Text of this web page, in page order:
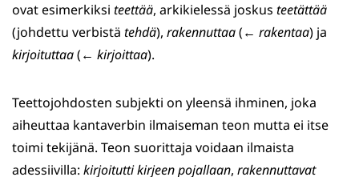
ovat esimerkiksi teettää, arkikielessä joskus teetättää
(johdettu verbistä tehdä), rakennuttaa(← rakentaa) ja
kirjoituttaa(← kirjoittaa).
Teettojohdosten subjekti on yleensä ihminen, joka
aiheuttaa kantaverbin ilmaiseman teon mutta ei itse
toimi tekijänä. Teon suorittaja voidaan ilmaista
adessiivilla: kirjoitutti kirjeen pojallaan, rakennuttavat